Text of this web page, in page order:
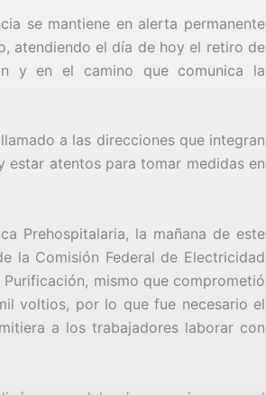
se mantiene en alerta permanente
atendiendo el día de hoy el retiro de
y en el camino que comunica la
a las direcciones que integran
atentos para tomar medidas en
Prehospitalaria, la mañana de este
la Comisión Federal de Electricidad
mismo que comprometió
voltios, por lo que fue necesario el
a los trabajadores laborar con